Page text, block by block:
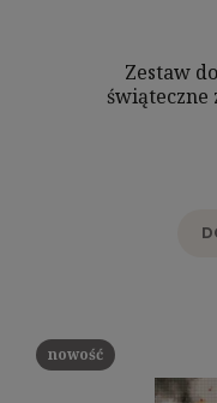
Zestaw
świąteczne
nowość